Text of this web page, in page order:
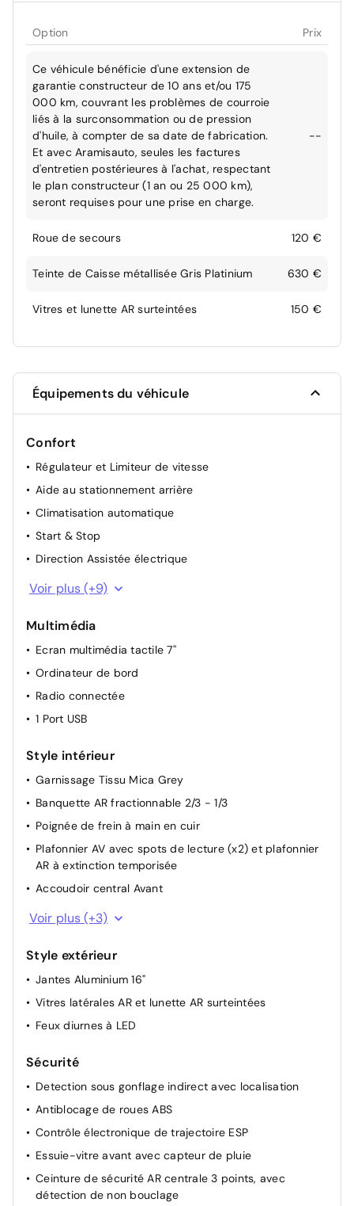
Option Prix
Ce véhicule bénéficie d'une extension de
garantie constructeur de 10 ans et/ou 175
000 km, couvrant les problèmes de courroie
liés à la surconsommation ou de pression
d'huile, à compter de sa date de fabrication.
Et avec Aramisauto, seules les factures
d'entretien postérieures à l'achat, respectant
le plan constructeur (1 an ou 25 000 km),
seront requises pour une prise en charge.
--
Roue de secours 120 €
Teinte de Caisse métallisée Gris Platinium 630 €
Vitres et lunette AR surteintées 150 €
Équipements du véhicule
Confort
Régulateur et Limiteur de vitesse
Aide au stationnement arrière
Climatisation automatique
Start & Stop
Direction Assistée électrique
Rétroviseurs extérieurs rabattables manuellement
Appui-tête AV réglable
Siège conducteur avec réglage lombaire
Rétroviseurs extérieur chauffant
Réglage du siège conducteur manuellement
Retroviseur interieur jour - nuit
Rétroviseurs extérieurs réglables électriquement
Voir plus (+9)
Multimédia
Ecran multimédia tactile 7''
Ordinateur de bord
Radio connectée
1 Port USB
Style intérieur
Garnissage Tissu Mica Grey
Banquette AR fractionnable 2/3 - 1/3
Poignée de frein à main en cuir
Plafonnier AV avec spots de lecture (x2) et plafonnier
AR à extinction temporisée
Accoudoir central Avant
Volant cuir
Commandes au volant
Voir plus (+3)
Style extérieur
Jantes Aluminium 16"
Vitres latérales AR et lunette AR surteintées
Feux diurnes à LED
Sécurité
Detection sous gonflage indirect avec localisation
Antiblocage de roues ABS
Contrôle électronique de trajectoire ESP
Essuie-vitre avant avec capteur de pluie
Ceinture de sécurité AR centrale 3 points, avec
détection de non bouclage